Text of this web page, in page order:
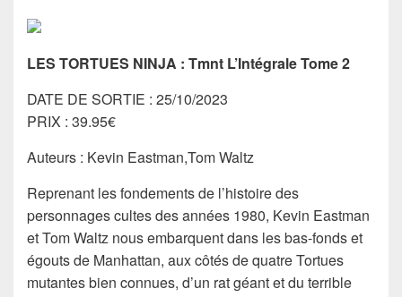
LES TORTUES NINJA : Tmnt L’Intégrale Tome 2
DATE DE SORTIE : 25/10/2023
PRIX : 39.95€
Auteurs : Kevin Eastman,Tom Waltz
Reprenant les fondements de l’histoire des
personnages cultes des années 1980, Kevin Eastman
et Tom Waltz nous embarquent dans les bas-fonds et
égouts de Manhattan, aux côtés de quatre Tortues
mutantes bien connues, d’un rat géant et du terrible